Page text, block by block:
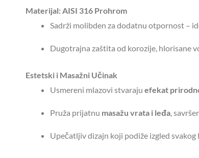
Materijal: AISI 316 Prohrom
Sadrži molibden za dodatnu otpornost –
Dugotrajna zaštita od korozije, hlorisane
Estetski i Masažni Učinak
Usmereni mlazovi stvaraju efekat
Pruža prijatnu masažu vrata i leđa ,
Upečatljiv dizajn koji podiže izgled svakog